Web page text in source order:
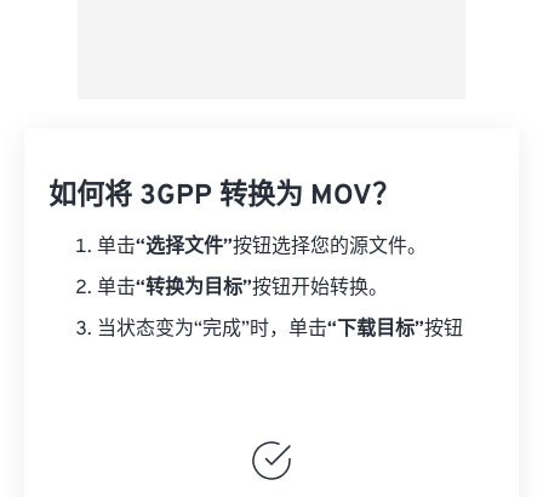
如何将 3GPP 转换为 MOV？
单击“选择文件”按钮选择您的源文件。
单击“转换为目标”按钮开始转换。
当状态变为“完成”时，单击“下载目标”按钮